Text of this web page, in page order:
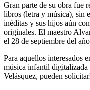
Gran parte de su obra fue
libros (letra y música), sin
inéditas y sus hijos aún
originales. El maestro
el 28 de septiembre del
Para aquellos interesados
música infantil digitalizada
Velásquez, pueden